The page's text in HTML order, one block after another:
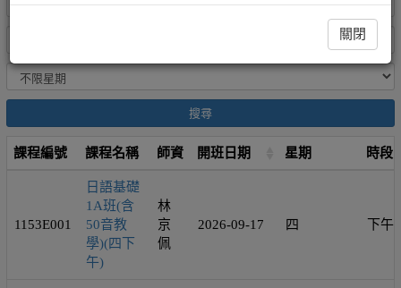
搜尋
課程編號 課程名稱 師資 開班日期 星期 時段
1153E001
日語基礎
1A班(含
50音教
學)(四下
午)
林
京
佩
2026-09-17 四 下午
關閉